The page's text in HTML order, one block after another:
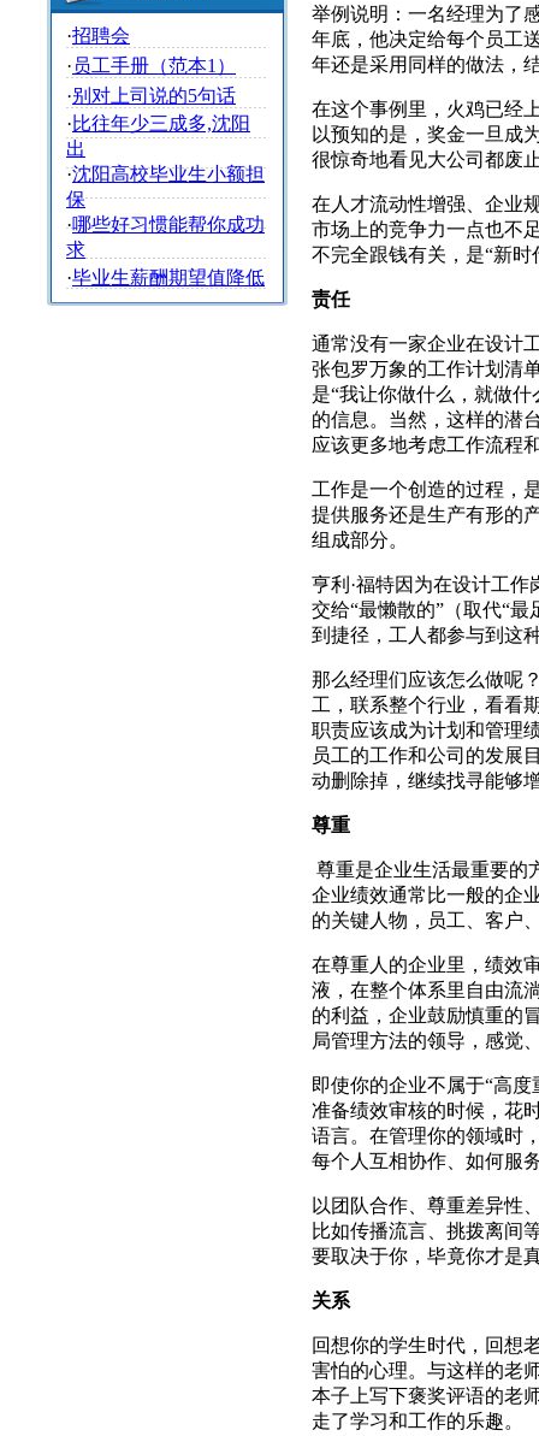
·招聘会
· 员工手册（范本1）
·别对上司说的5句话
·比往年少三成多,沈阳
出
·沈阳高校毕业生小额担
保
·哪些好习惯能帮你成功
求
·毕业生薪酬期望值降低
举例说明：一名经理为了
年底，他决定给每个员工
年还是采用同样的做法，
在这个事例里，火鸡已经
以预知的是，奖金一旦成
很惊奇地看见大公司都废
在人才流动性增强、企业
市场上的竞争力一点也不
不完全跟钱有关，是“新
责任
通常没有一家企业在设计
张包罗万象的工作计划清
是“我让你做什么，就做
的信息。当然，这样的潜
应该更多地考虑工作流程
工作是一个创造的过程，
提供服务还是生产有形的
组成部分。
亨利·福特因为在设计工
交给“最懒散的”（取代“
到捷径，工人都参与到这
那么经理们应该怎么做呢
工，联系整个行业，看看
职责应该成为计划和管理
员工的工作和公司的发展
动删除掉，继续找寻能够
尊重
尊重是企业生活最重要的
企业绩效通常比一般的企
的关键人物，员工、客户
在尊重人的企业里，绩效
液，在整个体系里自由流
的利益，企业鼓励慎重的
局管理方法的领导，感觉
即使你的企业不属于“高
准备绩效审核的时候，花
语言。在管理你的领域时
每个人互相协作、如何服
以团队合作、尊重差异性
比如传播流言、挑拨离间
要取决于你，毕竟你才是
关系
回想你的学生时代，回想
害怕的心理。与这样的老
本子上写下褒奖评语的老
走了学习和工作的乐趣。